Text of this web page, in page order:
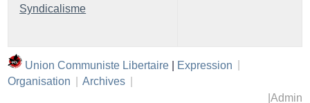
Syndicalisme
Union Communiste Libertaire Expression
Organisation
Archives
Admin